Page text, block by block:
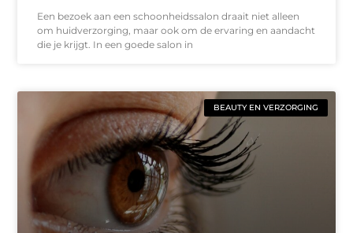
Een bezoek aan een schoonheidssalon draait niet alleen
om huidverzorging, maar ook om de ervaring en aandacht
die je krijgt. In een goede salon in
BEAUTY EN VERZORGING